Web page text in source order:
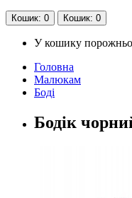
Кошик: 0 Кошик: 0
У кошику
Головна
Малюкам
Боді
Бодік